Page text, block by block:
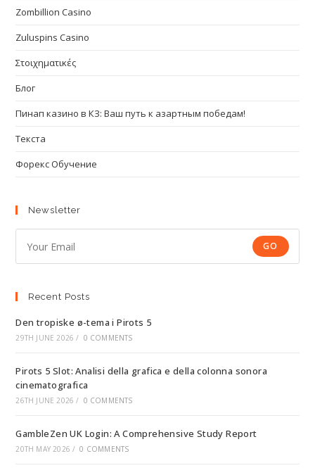
Zombillion Casino
Zuluspins Casino
Στοιχηματικές
Блог
Пинап казино в КЗ: Ваш путь к азартным победам!
Текста
Форекс Обучение
Newsletter
GO
Recent Posts
Den tropiske ø-tema i Pirots 5
29TH JUNE 2026 / 0 COMMENTS
Pirots 5 Slot: Analisi della grafica e della colonna sonora
cinematografica
26TH JUNE 2026 / 0 COMMENTS
GambleZen UK Login: A Comprehensive Study Report
20TH MAY 2026 / 0 COMMENTS